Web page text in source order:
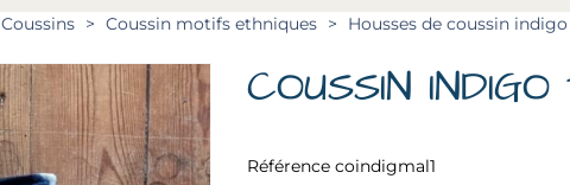
Coussins > Coussin motifs ethniques > Housses de coussin indigo
COUSSIN
Référence coindigmal1